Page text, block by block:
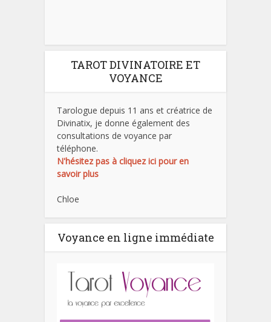
TAROT DIVINATOIRE ET
VOYANCE
Tarologue depuis 11 ans et créatrice de
Divinatix, je donne également des
consultations de voyance par
téléphone.
N'hésitez pas à cliquez ici pour en
savoir plus
Chloe
Voyance en ligne immédiate